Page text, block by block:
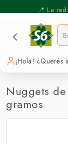
📍 La
⚡️
¡Hola! ¿Querés
Nuggets
gramos